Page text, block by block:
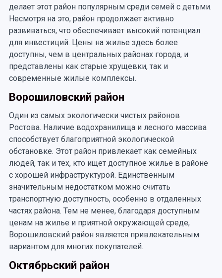
делает этот район популярным среди семей с детьми.
Несмотря на это, район продолжает активно
развиваться, что обеспечивает высокий потенциал
для инвестиций. Цены на жилье здесь более
доступны, чем в центральных районах города, и
представлены как старые хрущевки, так и
современные жилые комплексы.
Ворошиловский район
Один из самых экологически чистых районов
Ростова. Наличие водохранилища и лесного массива
способствует благоприятной экологической
обстановке. Этот район привлекает как семейных
людей, так и тех, кто ищет доступное жилье в районе
с хорошей инфраструктурой. Единственным
значительным недостатком можно считать
транспортную доступность, особенно в отдаленных
частях района. Тем не менее, благодаря доступным
ценам на жилье и приятной окружающей среде,
Ворошиловский район является привлекательным
вариантом для многих покупателей.
Октябрьский район